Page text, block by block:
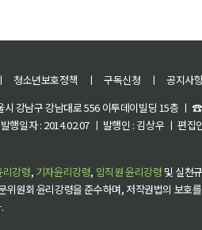
ㅣ 청소년보호정책 ㅣ 구독신청 ㅣ 공지사
강남구 강남대로 556 이투데이빌딩 15층 ㅣ
행일자 : 2014.02.07 ㅣ 발행인 : 김상우 ㅣ 편집
리강령, 기자윤리강령, 임직원 윤리강령 및 실천
원회 윤리강령을 준수하며, 저작권법의 보호